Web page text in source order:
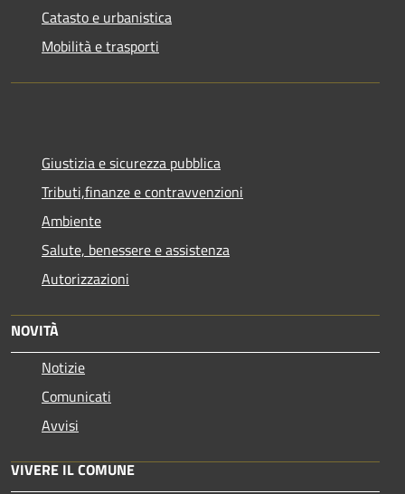
Catasto e urbanistica
Mobilità e trasporti
Giustizia e sicurezza pubblica
Tributi,finanze e contravvenzioni
Ambiente
Salute, benessere e assistenza
Autorizzazioni
NOVITÀ
Notizie
Comunicati
Avvisi
VIVERE IL COMUNE